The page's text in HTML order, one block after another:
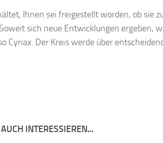
Ihnen sei freigestellt worden, ob sie
sich neue Entwicklungen ergeben,
Cyriax. Der Kreis werde über
INTERESSIEREN...